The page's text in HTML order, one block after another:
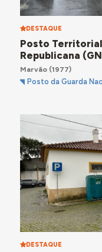
DESTAQUE
Posto
Republicana
Marvão(1977)
Posto da Guarda
DESTAQUE